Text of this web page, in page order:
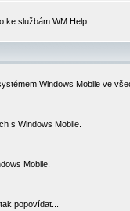
ke službám WM Help.
Windows Mobile ve
s Windows Mobile.
Mobile.
popovídat...